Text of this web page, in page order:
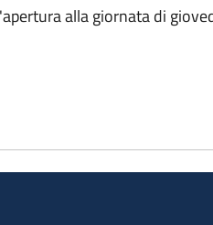
alla giornata di